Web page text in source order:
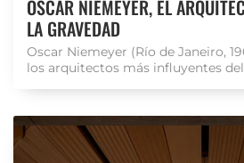
OSCAR NIEMEYER, EL
LA GRAVEDAD
Oscar Niemeyer (Río de Janeiro,
los arquitectos más influyentes